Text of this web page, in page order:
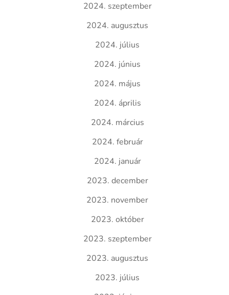
2024. szeptember
2024. augusztus
2024. július
2024. június
2024. május
2024. április
2024. március
2024. február
2024. január
2023. december
2023. november
2023. október
2023. szeptember
2023. augusztus
2023. július